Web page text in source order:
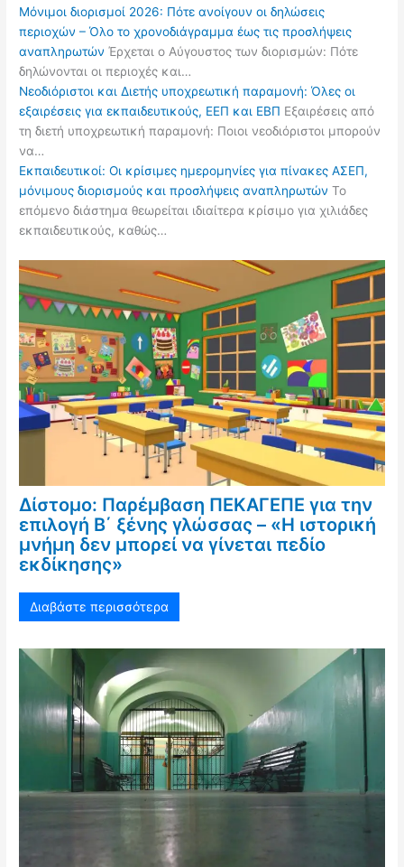
Μόνιμοι διορισμοί 2026: Πότε ανοίγουν οι δηλώσεις
περιοχών – Όλο το χρονοδιάγραμμα έως τις προσλήψεις
αναπληρωτών Έρχεται ο Αύγουστος των διορισμών: Πότε
δηλώνονται οι περιοχές και…
Νεοδιόριστοι και Διετής υποχρεωτική παραμονή: Όλες οι
εξαιρέσεις για εκπαιδευτικούς, ΕΕΠ και ΕΒΠ Εξαιρέσεις από
τη διετή υποχρεωτική παραμονή: Ποιοι νεοδιόριστοι μπορούν
να…
Εκπαιδευτικοί: Οι κρίσιμες ημερομηνίες για πίνακες ΑΣΕΠ,
μόνιμους διορισμούς και προσλήψεις αναπληρωτών Το
επόμενο διάστημα θεωρείται ιδιαίτερα κρίσιμο για χιλιάδες
εκπαιδευτικούς, καθώς…
Δίστομο: Παρέμβαση ΠΕΚΑΓΕΠΕ για την
επιλογή Β΄ ξένης γλώσσας – «Η ιστορική
μνήμη δεν μπορεί να γίνεται πεδίο
εκδίκησης»
Διαβάστε περισσότερα